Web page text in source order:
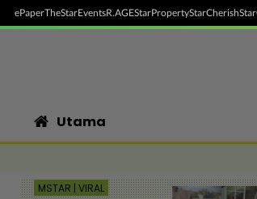
ePaperTheStarEventsR.AGEStarPropertyStarCherish
Utama
MSTAR | VIRAL